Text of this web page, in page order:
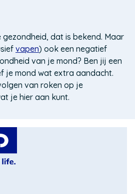
dat is bekend. Maar
vapen) ook een negatief
van je mond? Ben jij een
je mond wat extra aandacht.
van roken op je
je hier aan kunt.